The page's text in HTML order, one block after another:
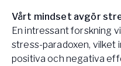
Vårt mindset avgör
​En intressant forskning
stress-paradoxen, vilket
positiva och negativa